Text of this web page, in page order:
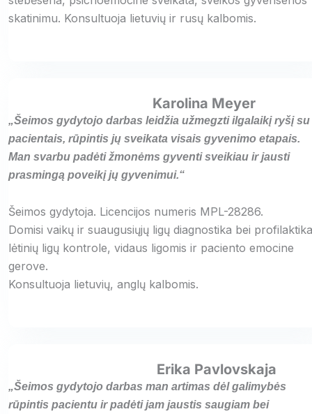
skatinimu. Konsultuoja lietuvių ir rusų kalbomis.
Karolina Meyer
„Šeimos gydytojo darbas leidžia užmegzti ilgalaikį ryšį su
pacientais, rūpintis jų sveikata visais gyvenimo etapais.
Man svarbu padėti žmonėms gyventi sveikiau ir jausti
prasmingą poveikį jų gyvenimui.“
Šeimos gydytoja. Licencijos numeris MPL-28286.
Domisi vaikų ir suaugusiųjų ligų diagnostika bei
lėtinių ligų kontrole, vidaus ligomis ir paciento emocine
gerove.
Konsultuoja lietuvių, anglų kalbomis.
Erika Pavlovskaja
„Šeimos gydytojo darbas man artimas dėl galimybės
rūpintis pacientu ir padėti jam jaustis saugiam bei